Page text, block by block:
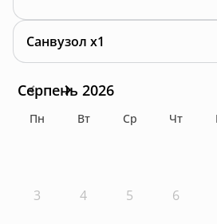
Санвузол x1
Серпень 2026
Пн Вт Ср Чт
3 4 5 6